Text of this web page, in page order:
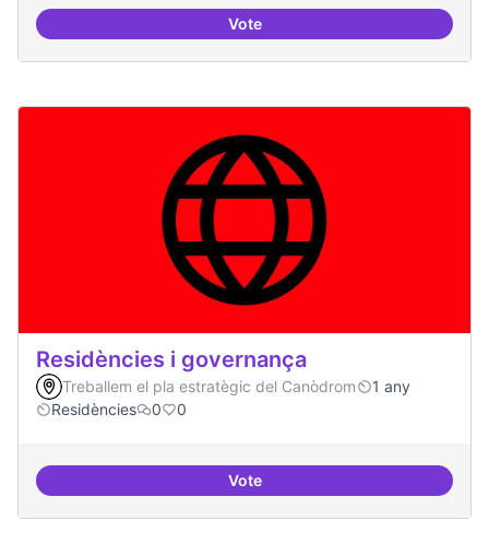
VoteRevisió interna del Model de
Residències i governança
Treballem el pla estratègic del Canòdrom
1 any
Residències
0 0
VoteResidències i governança